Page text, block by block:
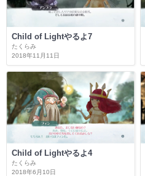
Child of Lightやるよ7
たくらみ
2018年11月11日
Child of Lightやるよ4
たくらみ
2018年6月10日